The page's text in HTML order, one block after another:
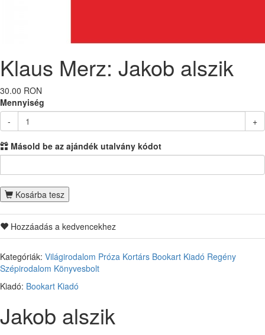
Klaus Merz: Jakob alszik
30.00 RON
Mennyiség
-
+
Másold be az ajándék utalvány kódot
Kosárba tesz
Hozzáadás a kedvencekhez
Kategóriák: Világirodalom Próza Kortárs Bookart Kiadó Regény
Szépirodalom Könyvesbolt
Kiadó: Bookart Kiadó
Jakob alszik